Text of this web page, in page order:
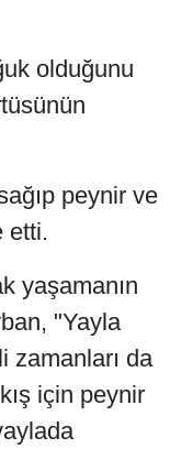
olduğunu
peynir ve
etti.
yaşamanın
"Yayla
zamanları da
için peynir